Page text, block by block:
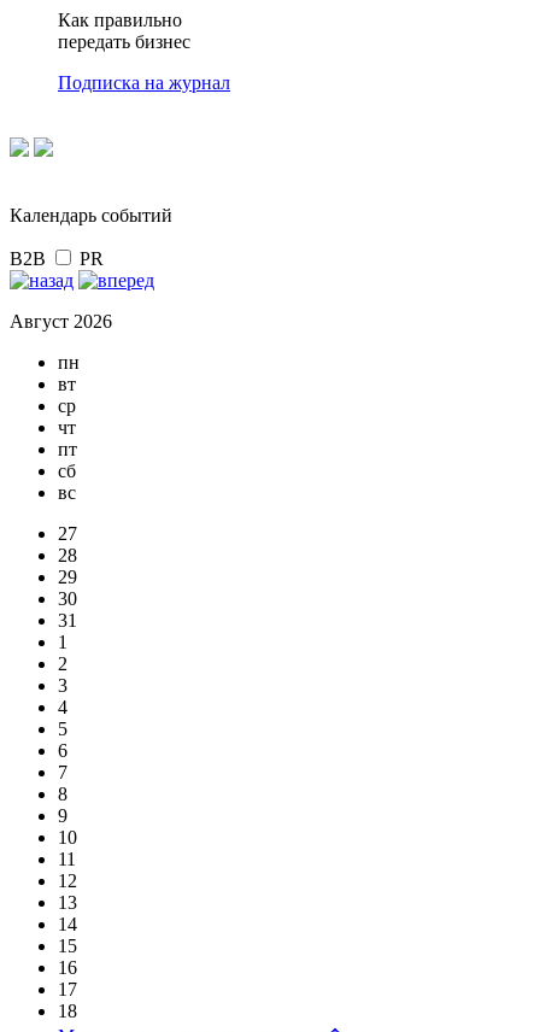
Как правильно
передать бизнес
Подписка на журнал
Календарь событий
B2B PR
Август 2026
пн
вт
ср
чт
пт
сб
вс
27
28
29
30
31
1
2
3
4
5
6
7
8
9
10
11
12
13
14
15
16
17
18